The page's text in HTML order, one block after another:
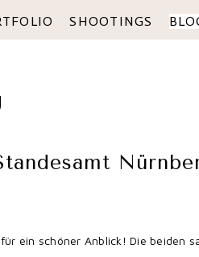
SHOOTINGS
ein schöner Anblick! Die beiden